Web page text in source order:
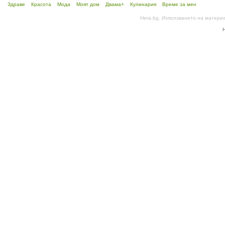
Здраве Красота Мода Моят дом Двама+ Кулинария Време за мен
Hera.bg. Използването на